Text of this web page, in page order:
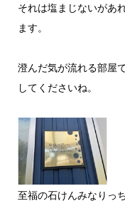
それは塩まじないがあ
ます。
澄んだ気が流れる部屋
してくださいね。
至福の石けんみなりっ